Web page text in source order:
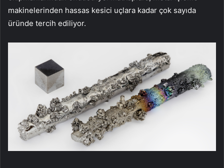
makinelerinden hassas kesici uçlara kadar çok sayıda
üründe tercih ediliyor.